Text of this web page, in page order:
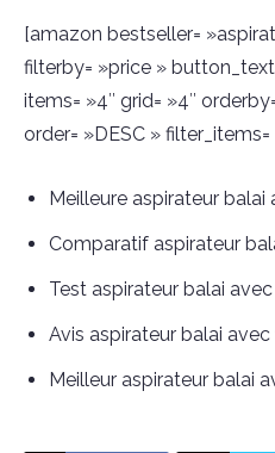
[amazon bestseller=
filterby= »price »
items= »4″ grid= »4″
order= »DESC » filter_items=
Meilleure aspirateur balai
Comparatif aspirateur
Test aspirateur balai
Avis aspirateur balai avec
Meilleur aspirateur balai